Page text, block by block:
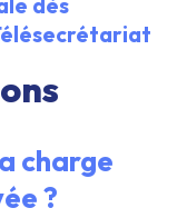
dès
charge
?